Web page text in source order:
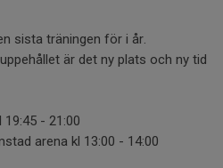
sista träningen för i år.
är det ny plats och ny tid
19:45 - 21:00
arena kl 13:00 - 14:00